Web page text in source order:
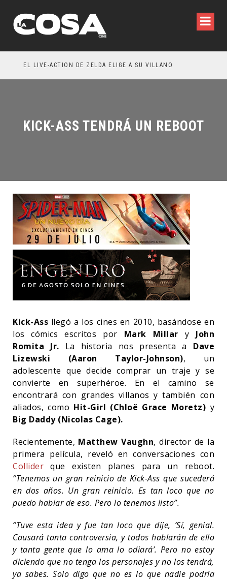
EL LIVE-ACTION DE ZELDA ELIGE A SU VILLANO
KICK-ASS TENDRÁ UN REBOOT
Kick-Ass llegó a los cines en 2010, basándose en
los cómics escritos por Mark Millar y John
Romita Jr. La historia nos presenta a Dave
Lizewski (Aaron Taylor-Johnson), un
adolescente que decide comprar un traje y se
convierte en superhéroe. En el camino se
encontrará con grandes villanos y también con
aliados, como Hit-Girl (Chloë Grace Moretz) y
Big Daddy (Nicolas Cage).
Recientemente, Matthew Vaughn, director de la
primera película, reveló en conversaciones con
Collider que existen planes para un reboot.
“Tenemos un gran reinicio de Kick-Ass que sucederá
en dos años. Un gran reinicio. Es tan loco que no
puedo hablar de eso. Pero lo tenemos listo”.
“Tuve esta idea y fue tan loco que dije, ‘Sí, genial.
Causará tanta controversia, y todos hablarán de ello
y tanta gente que lo ama lo odiará’. Pero no estoy
diciendo que no tenga los personajes y no los tendrá,
ya sabes. Solo digo que no es lo que nadie podría